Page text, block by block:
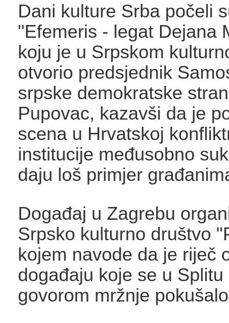
Dani kulture Srba počeli
"Efemeris - legat Dejana
koju je u Srpskom
otvorio predsjednik
srpske demokratske
Pupovac, kazavši da je
scena u Hrvatskoj
institucije međusobno
daju loš primjer
Događaj u Zagrebu
Srpsko kulturno društvo
kojem navode da je riječ
događaju koje se u
govorom mržnje